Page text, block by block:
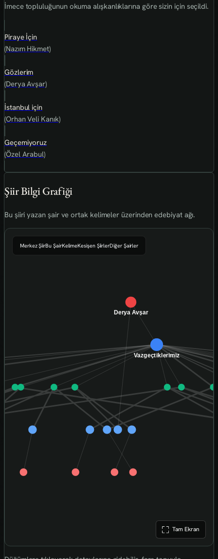
İmece topluluğunun okuma alışkanlıklarına göre sizin için seçildi.
Piraye İçin
(Nazım Hikmet)
Gözlerim
(Derya Avşar)
İstanbul için
(Orhan Veli Kanık)
Geçemiyoruz
(Özel Arabul)
Şiir Bilgi Grafiği
Bu şiiri yazan şair ve ortak kelimeler üzerinden edebiyat ağı.
Tam Ekran
Merkez ŞiirBu ŞairKelimeKesişen ŞiirlerDiğer Şairler